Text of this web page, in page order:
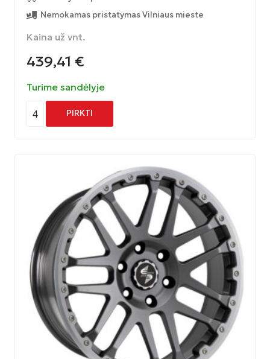
Nemokamas pristatymas Vilniaus mieste
Kaina už vnt.
439,41 €
Turime sandėlyje
4 PIRKTI